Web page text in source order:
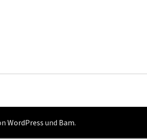
WordPress und Bam.